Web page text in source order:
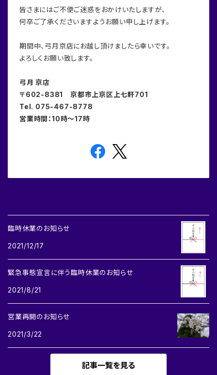
皆さまにはご不便ご迷惑をおかけいたしますが、
何卒ご了承くださいますようお願い申し上げます。
期間中、弓月京店にお越し頂けましたら幸いです。
よろしくお願い致します。
弓月 京店
〒602-8381 京都市上京区上七軒701
Tel. 075-467-8778
営業時間：10時～17時
臨時休業のお知らせ
2021/12/17
緊急事態宣言に伴う臨時休業のお知らせ
2021/8/21
営業再開のお知らせ
2021/3/22
記事一覧を見る